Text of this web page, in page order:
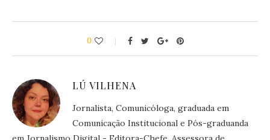
0
LÚ VILHENA
Jornalista, Comunicóloga, graduada em
Comunicação Institucional e Pós-graduanda